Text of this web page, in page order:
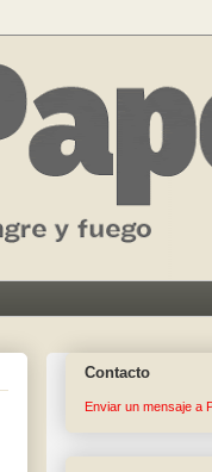
Contacto
Enviar un mensaje a